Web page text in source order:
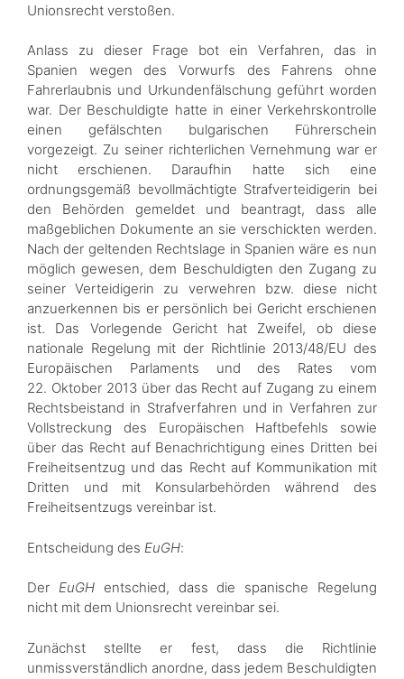
Unionsrecht verstoßen.
Anlass zu dieser Frage bot ein Verfahren, das in
Spanien wegen des Vorwurfs des Fahrens ohne
Fahrerlaubnis und Urkundenfälschung geführt worden
war. Der Beschuldigte hatte in einer Verkehrskontrolle
einen gefälschten bulgarischen Führerschein
vorgezeigt. Zu seiner richterlichen Vernehmung war er
nicht erschienen. Daraufhin hatte sich eine
ordnungsgemäß bevollmächtigte Strafverteidigerin bei
den Behörden gemeldet und beantragt, dass alle
maßgeblichen Dokumente an sie verschickten werden.
Nach der geltenden Rechtslage in Spanien wäre es nun
möglich gewesen, dem Beschuldigten den Zugang zu
seiner Verteidigerin zu verwehren bzw. diese nicht
anzuerkennen bis er persönlich bei Gericht erschienen
ist. Das Vorlegende Gericht hat Zweifel, ob diese
nationale Regelung mit der Richtlinie 2013/48/EU des
Europäischen Parlaments und des Rates vom
22. Oktober 2013 über das Recht auf Zugang zu einem
Rechtsbeistand in Strafverfahren und in Verfahren zur
Vollstreckung des Europäischen Haftbefehls sowie
über das Recht auf Benachrichtigung eines Dritten bei
Freiheitsentzug und das Recht auf Kommunikation mit
Dritten und mit Konsularbehörden während des
Freiheitsentzugs vereinbar ist.
Entscheidung des EuGH:
Der EuGHentschied, dass die spanische Regelung
nicht mit dem Unionsrecht vereinbar sei.
Zunächst stellte er fest, dass die Richtlinie
unmissverständlich anordne, dass jedem Beschuldigten